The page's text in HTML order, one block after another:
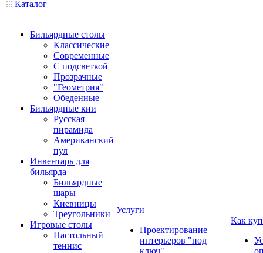
Каталог
Бильярдные столы
Классические
Современные
С подсветкой
Прозрачные
"Геометрия"
Обеденные
Бильярдные кии
Русская
пирамида
Американский
пул
Инвентарь для
бильярда
Бильярдные
шары
Киевницы
Треугольники
Игровые столы
Настольный
теннис
Услуги
Проектирование
интерьеров "под
ключ"
Как